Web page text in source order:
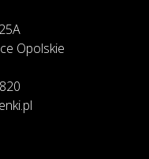
Opolskie